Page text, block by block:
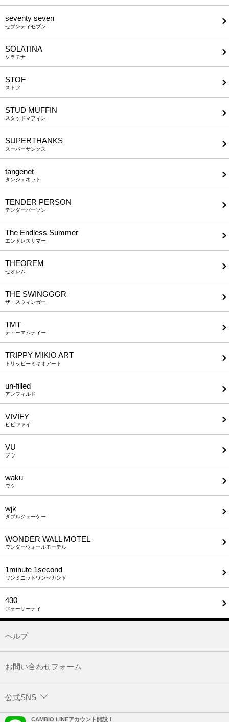
seventy seven
セブンティセブン
SOLATINA
ソラチナ
STOF
ストフ
STUD MUFFIN
スタッドマフィン
SUPERTHANKS
スーパーサンクス
tangenet
タンジェネット
TENDER PERSON
テンダーパーソン
The Endless Summer
エンドレスサマー
THEOREM
セオレム
THE SWINGGGR
ザ・スウィンガー
TMT
ティーエムティー
TRIPPY MIKIO ART
トリッピーミキオアート
un-filled
アンフィルド
VIVIFY
ビビファイ
VU
ブウ
waku
ワク
wjk
ダブルジェーケー
WONDER WALL MOTEL
ワンダーウォールモーテル
1minute​ 1second
ワンミニットワンセカンド
430
フォーサーティ
ヘルプ
お問い合わせフォーム
公式SNS
CAMBIO LINEアカウント開設！